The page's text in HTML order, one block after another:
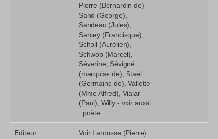
Pierre (Bernardin de),
Sand (George),
Sandeau (Jules),
Sarcey (Francisque),
Scholl (Aurélien),
Schwob (Marcel),
Séverine, Sévigné
(marquise de), Staël
(Germaine de), Vallette
(Mme Alfred), Vialar
(Paul), Willy - voir aussi
: poète
Editeur Voir Larousse (Pierre)